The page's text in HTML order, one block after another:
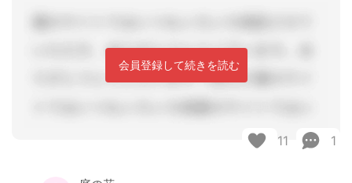
会員登録して続きを読む
11 1